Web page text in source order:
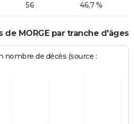
56 46,7 %
de MORGE par tranche d'âges
nombre de décès (source :